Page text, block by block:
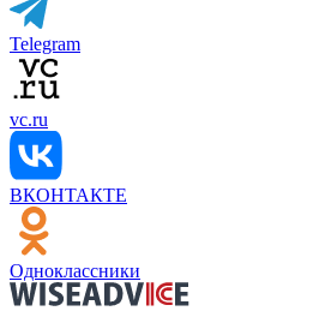
Telegram
vc.ru
ВКОНТАКТЕ
Одноклассники